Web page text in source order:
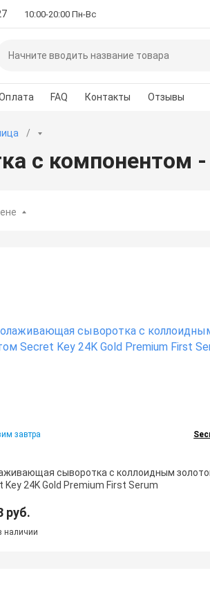
10:00-20:00 Пн-Вс
FAQ Контакты Отзывы
с компонентом
завтра
сыворотка с коллоидным
Key 24K Gold Premium First Serum
руб.
наличии